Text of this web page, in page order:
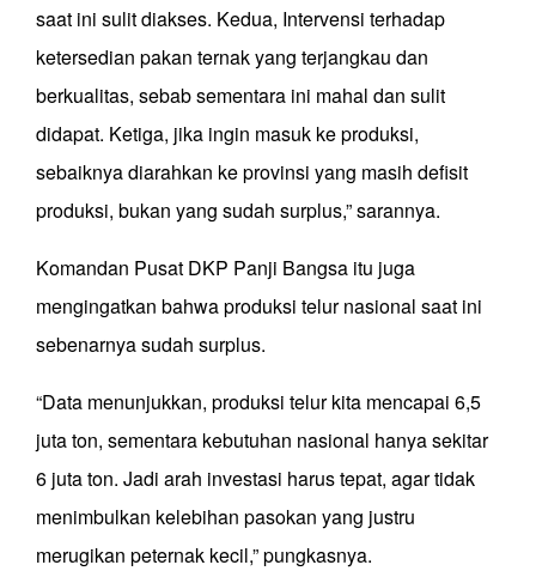
saat ini sulit diakses. Kedua, Intervensi terhadap
ketersedian pakan ternak yang terjangkau dan
berkualitas, sebab sementara ini mahal dan sulit
didapat. Ketiga, jika ingin masuk ke produksi,
sebaiknya diarahkan ke provinsi yang masih defisit
produksi, bukan yang sudah surplus,” sarannya.
Komandan Pusat DKP Panji Bangsa itu juga
mengingatkan bahwa produksi telur nasional saat ini
sebenarnya sudah surplus.
“Data menunjukkan, produksi telur kita mencapai 6,5
juta ton, sementara kebutuhan nasional hanya sekitar
6 juta ton. Jadi arah investasi harus tepat, agar tidak
menimbulkan kelebihan pasokan yang justru
merugikan peternak kecil,” pungkasnya.